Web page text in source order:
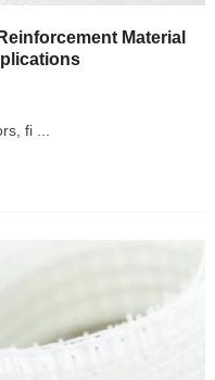
Material
, fi...